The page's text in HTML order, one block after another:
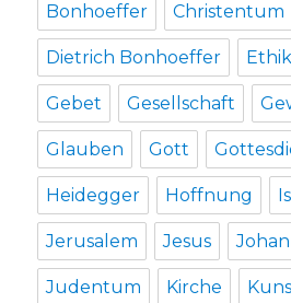
Bonhoeffer Christentum
Dietrich Bonhoeffer Ethik
Gebet Gesellschaft
Glauben Gott
Heidegger Hoffnung
Jerusalem Jesus
Judentum Kirche